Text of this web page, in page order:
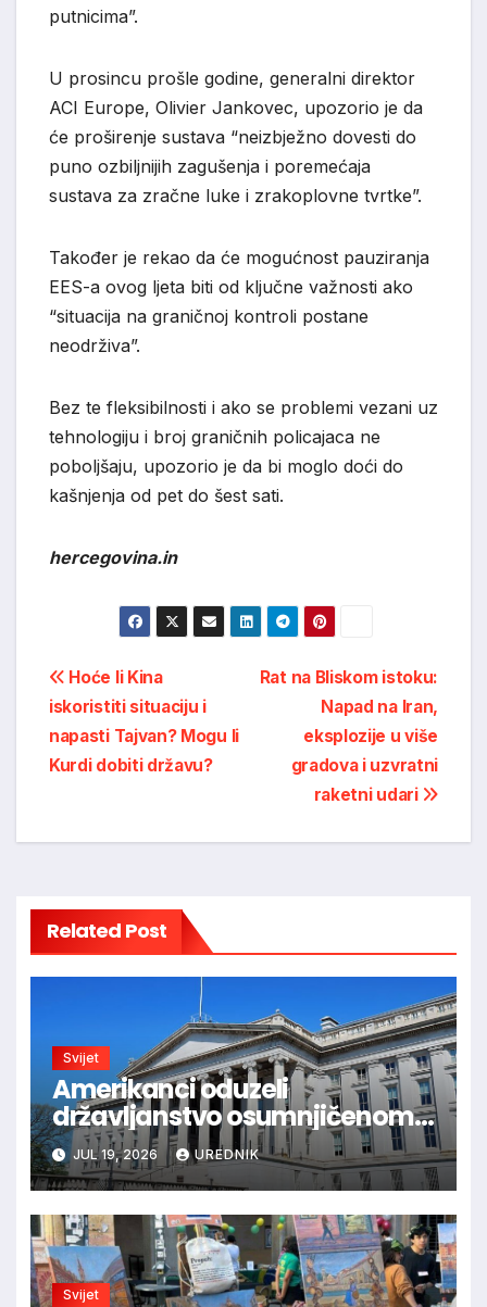
putnicima”.
U prosincu prošle godine, generalni direktor
ACI Europe, Olivier Jankovec, upozorio je da
će proširenje sustava “neizbježno dovesti do
puno ozbiljnijih zagušenja i poremećaja
sustava za zračne luke i zrakoplovne tvrtke”.
Također je rekao da će mogućnost pauziranja
EES-a ovog ljeta biti od ključne važnosti ako
“situacija na graničnoj kontroli postane
neodrživa”.
Bez te fleksibilnosti i ako se problemi vezani uz
tehnologiju i broj graničnih policajaca ne
poboljšaju, upozorio je da bi moglo doći do
kašnjenja od pet do šest sati.
hercegovina.in
Post
navigation
Rat na Bliskom istoku:
Napad na Iran,
eksplozije u više
gradova i uzvratni
raketni udari
Hoće li Kina
iskoristiti situaciju i
napasti Tajvan? Mogu li
Kurdi dobiti državu?
Related Post
Svijet
Amerikanci oduzeli
državljanstvo osumnjičenom
za ratne zločine u BiH
JUL 19, 2026 UREDNIK
Svijet